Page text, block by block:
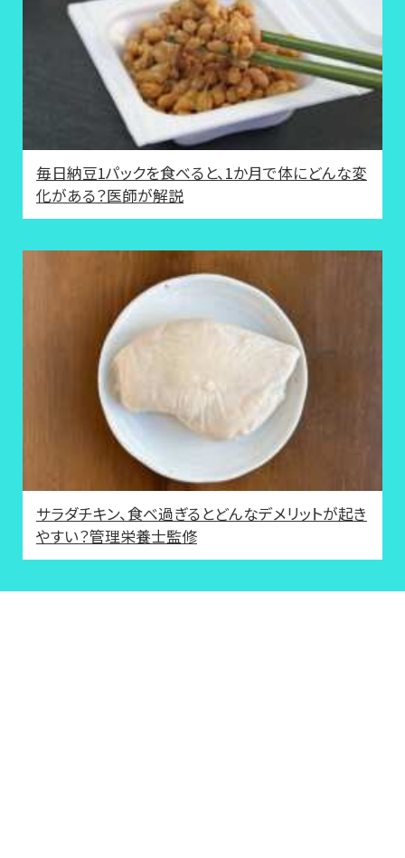
毎日納豆1パックを食べると、1か月で体にどんな変
化がある？医師が解説
サラダチキン、食べ過ぎるとどんなデメリットが起き
やすい？管理栄養士監修